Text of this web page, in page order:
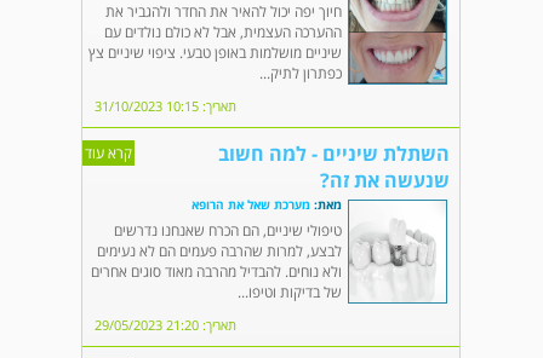
חיוך יפה יכול להאיר את החדר ולהגביר את
ההערכה העצמית, אבל לא כולם נולדים עם
שיניים מושלמות באופן טבעי. ציפוי שיניים צץ
כפתרון לתיק...
תאריך: 10:15 31/10/2023
קרא עוד
השתלת שיניים - למה חשוב
שנעשה את זה?
מאת:מערכת שאל את הרופא
טיפולי שיניים, הם הכרח שאנחנו נדרשים
לבצע, למרות שהרבה פעמים הם לא נעימים
ולא נוחים. להבדיל מהרבה מאוד סוגים אחרים
של בדיקות וטיפו...
תאריך: 21:20 29/05/2023